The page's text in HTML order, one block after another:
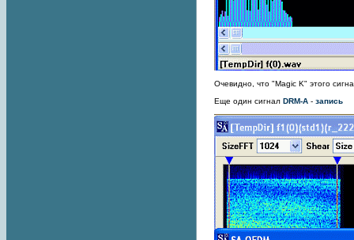
Очевидно, что "Magic K" этого
Еще один сигнал DRM-A - запись